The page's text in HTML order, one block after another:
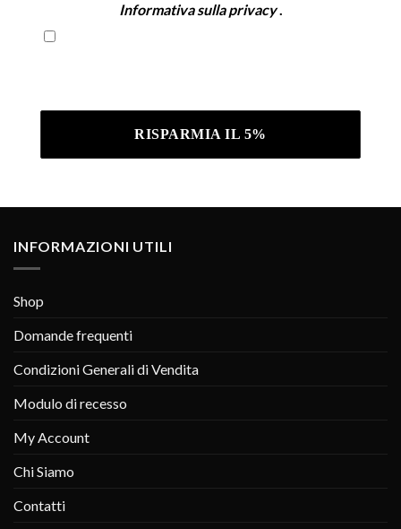
Informativa sulla privacy.
INFORMAZIONI UTILI
Shop
Domande frequenti
Condizioni Generali di Vendita
Modulo di recesso
My Account
Chi Siamo
Contatti